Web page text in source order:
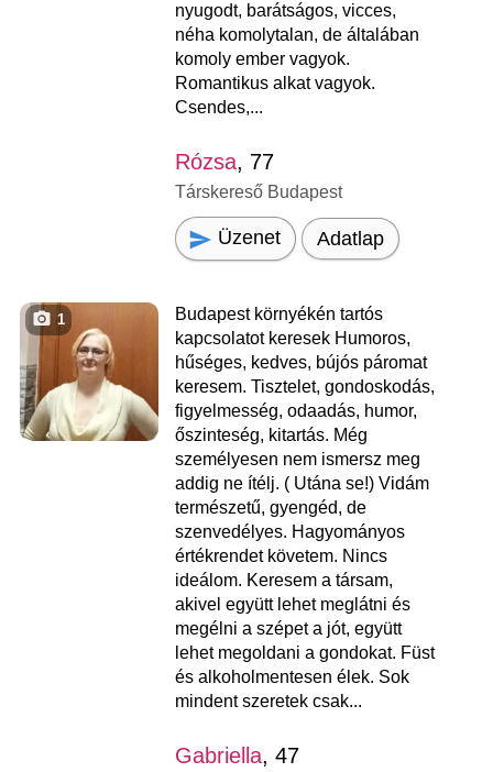
nyugodt, barátságos, vicces,
néha komolytalan, de általában
komoly ember vagyok.
Romantikus alkat vagyok.
Csendes,...
Rózsa, 77
Társkereső Budapest
Üzenet Adatlap
1
Budapest környékén tartós
kapcsolatot keresek Humoros,
hűséges, kedves, bújós páromat
keresem. Tisztelet, gondoskodás,
figyelmesség, odaadás, humor,
őszinteség, kitartás. Még
személyesen nem ismersz meg
addig ne ítélj. ( Utána se!) Vidám
természetű, gyengéd, de
szenvedélyes. Hagyományos
értékrendet követem. Nincs
ideálom. Keresem a társam,
akivel együtt lehet meglátni és
megélni a szépet a jót, együtt
lehet megoldani a gondokat. Füst
és alkoholmentesen élek. Sok
mindent szeretek csak...
Gabriella, 47